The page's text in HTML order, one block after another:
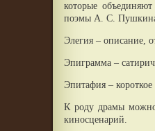
которые
поэмы А. С.
Элегия – описание,
Эпиграмма –
Эпитафия –
К роду драмы можно
киносценарий.